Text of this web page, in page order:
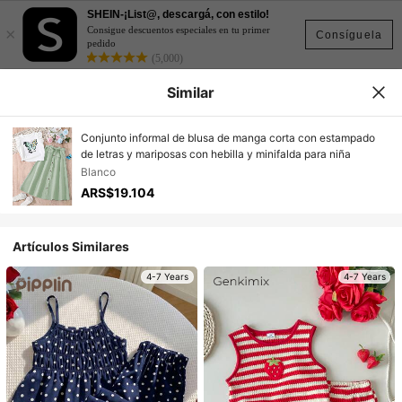
Consíguela
×
SHEIN-¡List@, descargá, con estilo!
Consigue descuentos especiales en tu primer
pedido
(5,000)
Similar
Conjunto informal de blusa de manga corta con estampado
de letras y mariposas con hebilla y minifalda para niña
Blanco
ARS$19.104
Artículos Similares
4-7 Years 4-7 Years